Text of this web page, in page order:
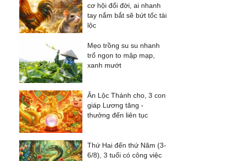
cơ hội đổi đời, ai nhanh
tay nắm bắt sẽ bứt tốc tài
lộc
Mẹo trồng su su nhanh
trổ ngọn to mập mạp,
xanh mướt
Ăn Lộc Thánh cho, 3 con
giáp Lương tăng -
thưởng đến liên tục
Thứ Hai đến thứ Năm (3-
6/8), 3 tuổi có công việc